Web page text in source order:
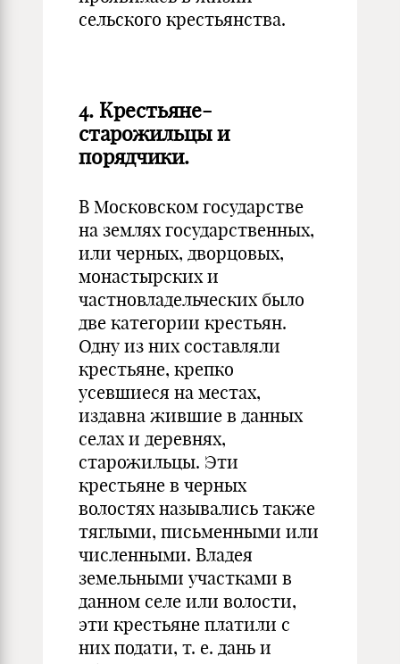
сельского крестьянства.
4. Крестьяне-
старожильцы и
порядчики.
В Московском государстве
на землях государственных,
или черных, дворцовых,
монастырских и
частновладельческих было
две категории крестьян.
Одну из них составляли
крестьяне, крепко
усевшиеся на местах,
издавна жившие в данных
селах и деревнях,
старожильцы. Эти
крестьяне в черных
волостях назывались также
тяглыми, письменными или
численными. Владея
земельными участками в
данном селе или волости,
эти крестьяне платили с
них подати, т. е. дань и